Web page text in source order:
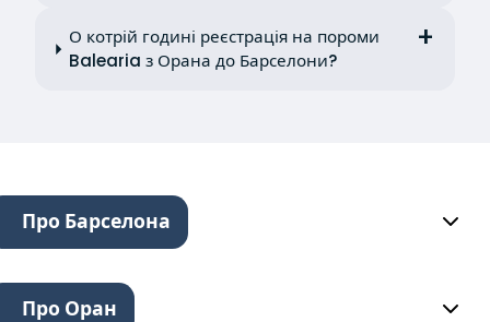
О котрій годині реєстрація на пороми
Balearia з Орана до Барселони?
Про Барселона
Про Оран